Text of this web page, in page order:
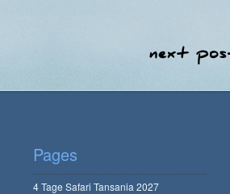
Pages
4 Tage Safari Tansania 2027